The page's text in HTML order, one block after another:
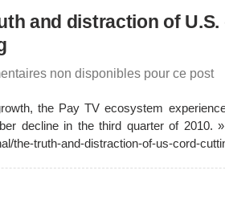
and distraction of U.S.
non disponibles pour ce post
the Pay TV ecosystem
decline in the third quarter of 2010.
the-truth-and-distraction-of-us-cord-